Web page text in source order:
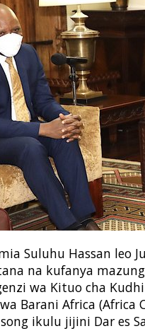
Suluhu Hassan leo
na kufanya
wa Kituo cha
Barani Africa (Africa
ikulu jijini Dar es